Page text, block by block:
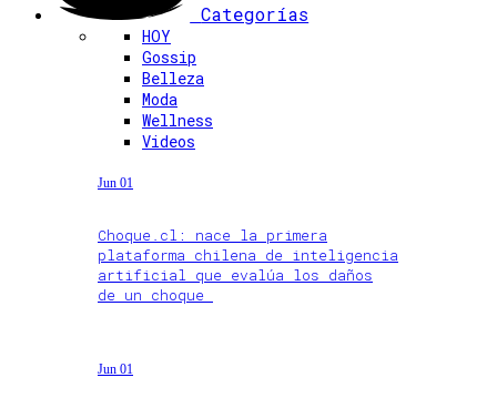
Categorías
HOY
Gossip
Belleza
Moda
Wellness
Videos
Jun 01
Choque.cl: nace la primera
plataforma chilena de inteligencia
artificial que evalúa los daños
de un choque
Jun 01